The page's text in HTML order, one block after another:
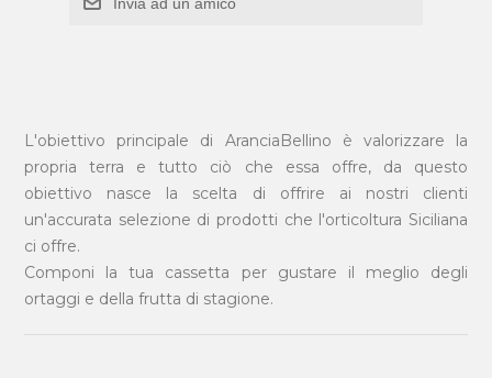
L'obiettivo principale di AranciaBellino è valorizzare la
propria terra e tutto ciò che essa offre, da questo
obiettivo nasce la scelta di offrire ai nostri clienti
un'accurata selezione di prodotti che l'orticoltura Siciliana
ci offre.
Componi la tua cassetta per gustare il meglio degli
ortaggi e della frutta di stagione.